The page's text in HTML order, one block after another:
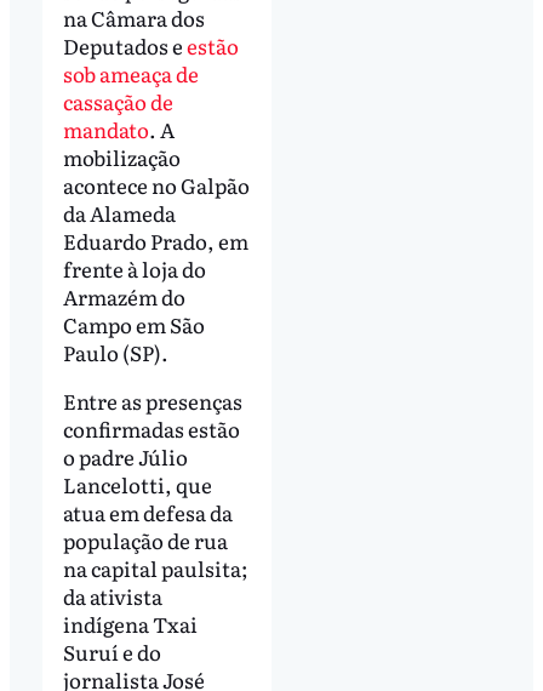
na Câmara dos
Deputados eestão
sob ameaça de
cassação de
mandato. A
mobilização
acontece no Galpão
da Alameda
Eduardo Prado, em
frente à loja do
Armazém do
Campo em São
Paulo (SP).
Entre as presenças
confirmadas estão
o padre Júlio
Lancelotti, que
atua em defesa da
população de rua
na capital paulsita;
da ativista
indígena Txai
Suruí e do
jornalista José